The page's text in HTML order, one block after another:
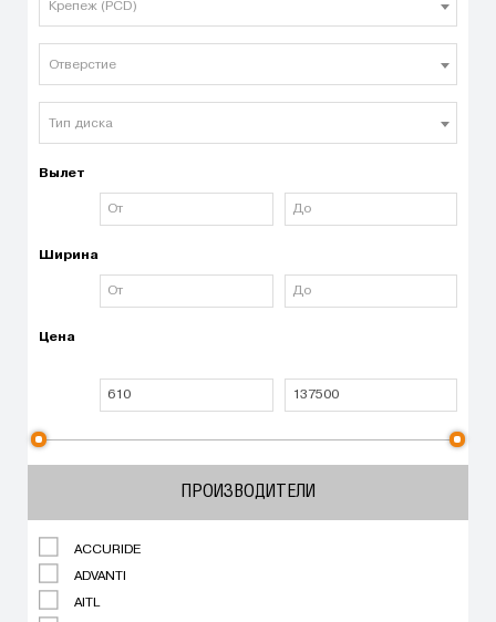
Крепеж (PCD)
Отверстие
Тип диска
Вылет
Ширина
Цена
ПРОИЗВОДИТЕЛИ
ACCURIDE
ADVANTI
AITL